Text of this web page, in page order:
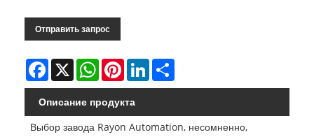
Отправить запрос
Facebook
X WhatsAppPinterestLinkedIn
Описание продукта
Выбор завода Rayon Automation, несомненно,